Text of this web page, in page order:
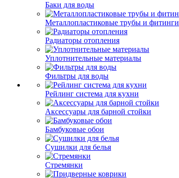
Баки для воды
Металлопластиковые трубы и фитинги
Радиаторы отопления
Уплотнительные материалы
Фильтры для воды
Рейлинг система для кухни
Аксессуары для барной стойки
Бамбуковые обои
Сушилки для белья
Стремянки